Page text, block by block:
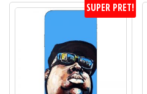
SUPER PRET!